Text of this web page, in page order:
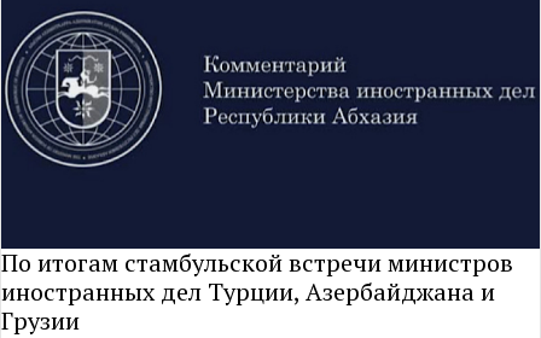
По итогам стамбульской встречи министров
иностранных дел Турции, Азербайджана и
Грузии